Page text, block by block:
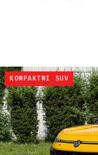
KOMPAKTNI SUV